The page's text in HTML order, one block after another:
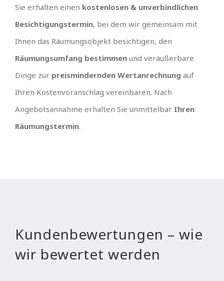
Sie erhalten einen kostenlosen & unverbindlichen
Besichtigungstermin, bei dem wir gemeinsam mit
Ihnen das Räumungsobjekt besichtigen, den
Räumungsumfang bestimmen und veräußerbare
Dinge zur preismindernden Wertanrechnung auf
Ihren Kostenvoranschlag vereinbaren. Nach
Angebotsannahme erhalten Sie unmittelbar Ihren
Räumungstermin.
Kundenbewertungen – wie
wir bewertet werden